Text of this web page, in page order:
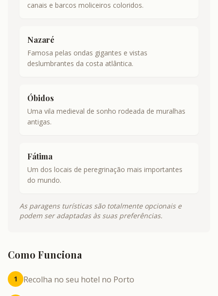
canais e barcos moliceiros coloridos.
Nazaré
Famosa pelas ondas gigantes e vistas
deslumbrantes da costa atlântica.
Óbidos
Uma vila medieval de sonho rodeada de muralhas
antigas.
Fátima
Um dos locais de peregrinação mais importantes
do mundo.
As paragens turísticas são totalmente opcionais e
podem ser adaptadas às suas preferências.
Como Funciona
1 Recolha no seu hotel no Porto